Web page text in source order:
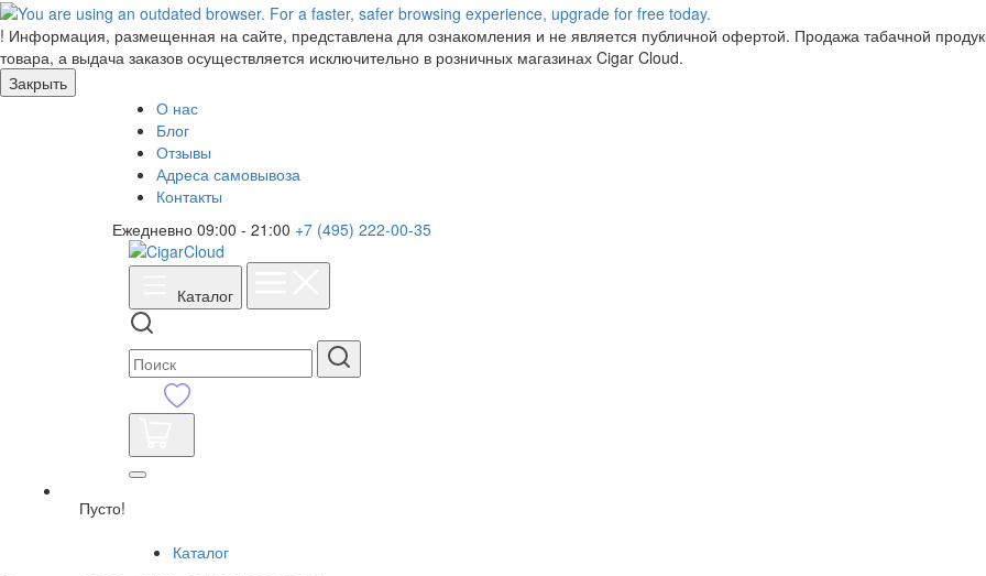
! Информация, размещенная на сайте, представлена для ознакомления и не является публичной офертой. Продажа табачной
товара, а выдача заказов осуществляется исключительно в розничных магазинах Cigar Cloud.
Закрыть
О нас
Блог
Отзывы
Адреса самовывоза
Контакты
Ежедневно 09:00 - 21:00 +7 (495) 222-00-35
Каталог
Пусто!
Каталог